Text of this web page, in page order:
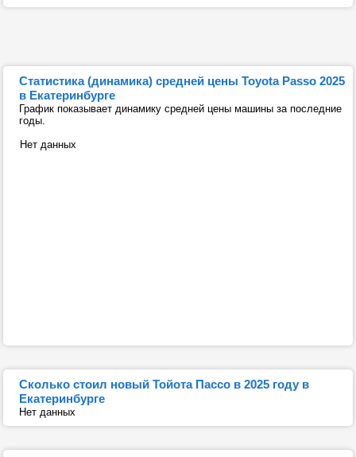
Статистика (динамика) средней цены Toyota Passo 2025
в Екатеринбурге
График показывает динамику средней цены машины за последние
годы.
Нет данных
Сколько стоил новый Тойота Пассо в 2025 году в
Екатеринбурге
Нет данных